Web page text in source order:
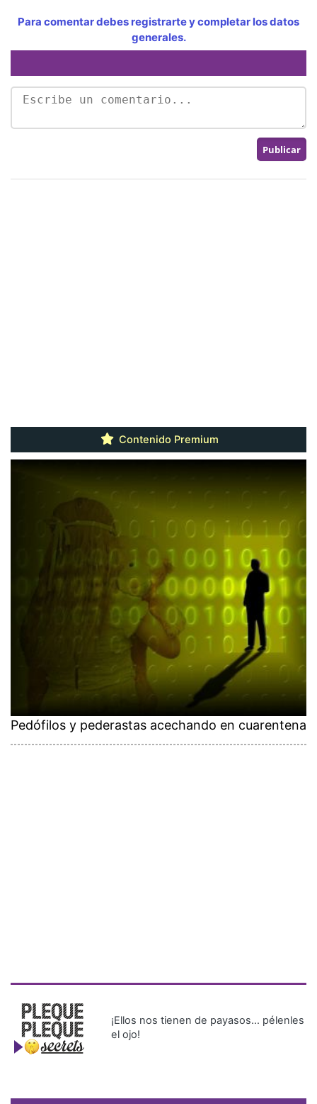
Para comentar debes registrarte y completar los datos
generales.
Contenido Premium
Pedófilos y pederastas acechando en cuarentena
¡Ellos nos tienen de payasos… pélenles
el ojo!